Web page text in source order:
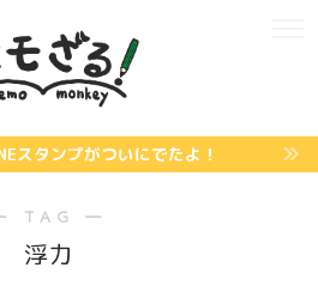
スタンプがついにでたよ！
TAG ―
浮力